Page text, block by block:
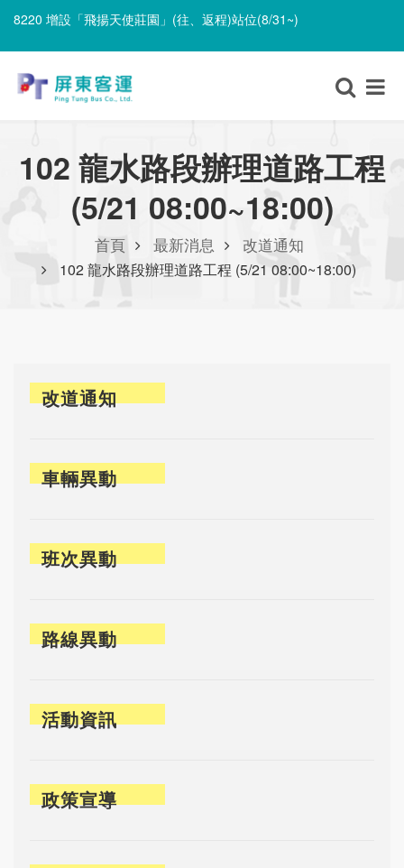
8220 增設「飛揚天使莊園」(往、返程)站位(8/31~)
8220 增設「飛揚天使莊園」(往、返程)站位(8/31~)
102 龍水路段辦理道路工程
(5/21 08:00~18:00)
首頁 最新消息 改道通知
102 龍水路段辦理道路工程 (5/21 08:00~18:00)
改道通知
車輛異動
班次異動
路線異動
活動資訊
政策宣導